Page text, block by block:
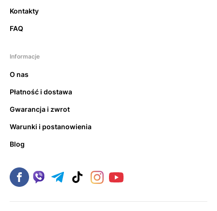
Kontakty
FAQ
Informacje
O nas
Płatność i dostawa
Gwarancja i zwrot
Warunki i postanowienia
Blog